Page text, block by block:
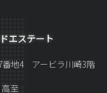
エステート
番地4 アービラ川崎3階
至